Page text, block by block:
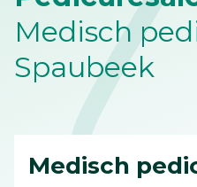
Medisch
Spaubeek
Medisch